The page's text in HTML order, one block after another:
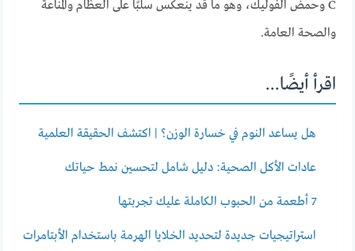
C وحمض الفوليك، وهو ما قد ينعكس سلبًا على العظام والمناعة
والصحة العامة.
اقرأ أيضًا...
هل يساعد النوم في خسارة الوزن؟ | اكتشف الحقيقة العلمية
عادات الأكل الصحية: دليل شامل لتحسين نمط حياتك
7 أطعمة من الحبوب الكاملة عليك تجربتها
استراتيجيات جديدة لتحديد الخلايا الهرمة باستخدام الأبتامرات